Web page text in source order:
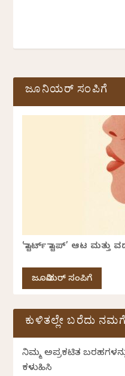
ಜೂನಿಯರ್ ಸಂಪಿಗೆ
‘ಸ್ಟಾರ್ಟ್ ಸ್ಟಾಪ್’ ಆಟ
ಜೂನಿಯರ್ ಸಂಪಿಗೆ
ಕುಳಿತಲ್ಲೇ ಬರೆದು
ನಿಮ್ಮ ಅಪ್ರಕಟಿತ
ಕಳುಹಿಸಿ